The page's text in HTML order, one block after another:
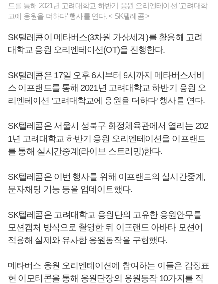
드를 통해 2021년 고려대학교 하반기 응원 오리엔테이션 '고려대학
교에 응원을 더하다' 행사를 연다. < SK텔레콤 >
SK텔레콤이 메타버스(3차원 가상세계)를 활용해 고려
대학교 응원 오리엔테이션(OT)을 진행한다.
SK텔레콤은 17일 오후 6시부터 9시까지 메타버스서비
스 이프랜드를 통해 2021년 고려대학교 하반기 응원 오
리엔테이션 '고려대학교에 응원을 더하다' 행사를 연다.
SK텔레콤은 서울시 성북구 화정체육관에서 열리는 202
1년 고려대학교 하반기 응원 오리엔테이션을 이프랜드
를 통해 실시간중계(라이브 스트리밍)한다.
SK텔레콤은 이번 행사를 위해 이프랜드의 실시간중계,
문자채팅 기능 등을 업데이트했다.
SK텔레콤은 고려대학교 응원단의 고유한 응원안무를
모션캡처 방식으로 촬영한 뒤 이프랜드 아바타 모션에
적용해 실제와 유사한 응원동작을 구현했다.
메타버스 응원 오리엔테이션에 참여하는 이들은 감정표
현 이모티콘을 통해 응원단장의 응원동작 10가지를 직